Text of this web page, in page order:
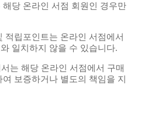
해당 온라인 서점 회원인 경우만
적립포인트는 온라인 서점에서
일치하지 않을 수 있습니다.
는 해당 온라인 서점에서 구매
보증하거나 별도의 책임을 지